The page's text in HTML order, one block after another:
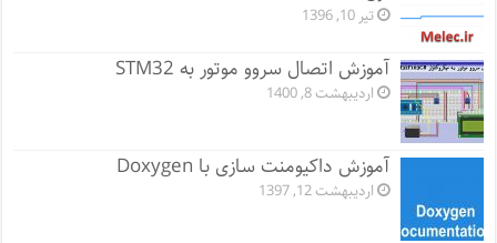
تیر 10, 1396
آموزش اتصال سروو موتور به STM32
اردیبهشت 8, 1400
آموزش داکیومنت سازی با Doxygen
اردیبهشت 12, 1397